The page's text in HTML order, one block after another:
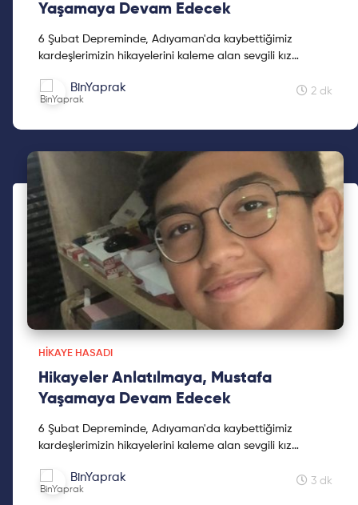
Yaşamaya Devam Edecek
6 Şubat Depreminde, Adıyaman'da kaybettiğimiz
kardeşlerimizin hikayelerini kaleme alan sevgili kız
BinYaprak 2 dk
HIKAYE HASADI
Hikayeler Anlatılmaya, Mustafa
Yaşamaya Devam Edecek
6 Şubat Depreminde, Adıyaman'da kaybettiğimiz
kardeşlerimizin hikayelerini kaleme alan sevgili kız
BinYaprak 3 dk